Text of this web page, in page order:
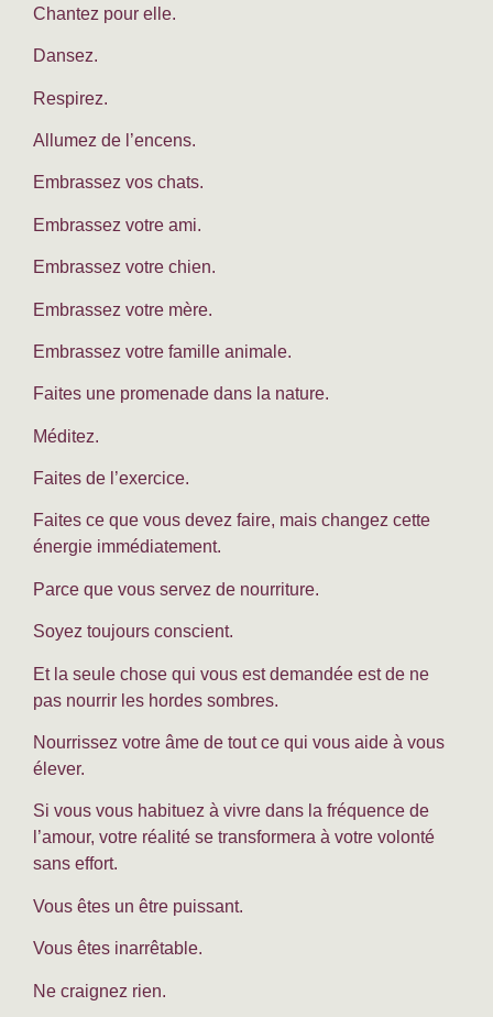
Chantez pour elle.
Dansez.
Respirez.
Allumez de l’encens.
Embrassez vos chats.
Embrassez votre ami.
Embrassez votre chien.
Embrassez votre mère.
Embrassez votre famille animale.
Faites une promenade dans la nature.
Méditez.
Faites de l’exercice.
Faites ce que vous devez faire, mais changez cette
énergie immédiatement.
Parce que vous servez de nourriture.
Soyez toujours conscient.
Et la seule chose qui vous est demandée est de ne
pas nourrir les hordes sombres.
Nourrissez votre âme de tout ce qui vous aide à vous
élever.
Si vous vous habituez à vivre dans la fréquence de
l’amour, votre réalité se transformera à votre volonté
sans effort.
Vous êtes un être puissant.
Vous êtes inarrêtable.
Ne craignez rien.